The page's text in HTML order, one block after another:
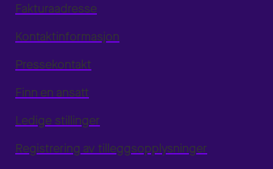
Fakturaadresse
Kontaktinformasjon
Pressekontakt
Finn en ansatt
Ledige stillinger
Registrering av tilleggsopplysninger